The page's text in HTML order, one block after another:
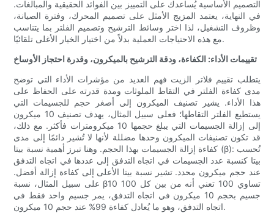
التصميم الأساسية يُساعدك على التمييز بين الفوائد الحقيقية والمبالغات.
في النهاية، يعتمد المزيج الأمثل على تصميم المحرك، وفترة الصيانة،
وظروف التشغيل، لذا اختر وسائط الترشيح وتصميم الفلتر بما يتناسب
مع هذه الاحتياجات العملية بدلاً من اختيار الخيار الأغلى تلقائيًا.
تقييمات الأداء: الكفاءة، ودقة الترشيح بالميكرون، وقدرة احتجاز الأوساخ
يتطلب تقييم فلاتر الزيت فهم العديد من مؤشرات الأداء التي توضح
مدى كفاءة الفلتر في التقاط الملوثات ومدة قدرته على الحفاظ على
هذا الأداء. يشير تصنيف الميكرون إلى أصغر حجم للجسيمات التي
يستطيع الفلتر التقاطها؛ فعلى سبيل المثال، يهدف تصنيف 10 ميكرون
إلى إزالة الجسيمات التي يبلغ حجمها 10 ميكرومترات فأكثر. مع ذلك،
قد تكون تصنيفات الميكرون وحدها مضللة لأنها لا تُشير دائمًا إلى مدى
كفاءة إزالة الجسيمات بهذا الحجم. وهنا تبرز أهمية نسبة بيتا (β): تُحسب
بيتا كنسبة عدد الجسيمات في اتجاه التدفق إلى عددها في اتجاه التدفق
عند حجم ميكرون محدد. تشير نسبة بيتا الأعلى إلى كفاءة إزالة أفضل.
على سبيل المثال، نسبة β10 تساوي 100 تعني أنه من بين كل 100
جسيم بحجم 10 ميكرون في اتجاه التدفق، يمر جسيم واحد فقط في
اتجاه التدفق، وهو ما يُعادل كفاءة 99% عند حجم 10 ميكرون.